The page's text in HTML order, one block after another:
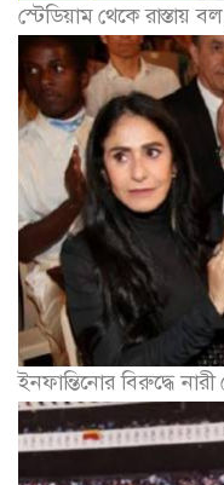
স্টেডিয়াম থেকে রাস্তায়
ইনফান্তিনোর বিরুদ্ধে